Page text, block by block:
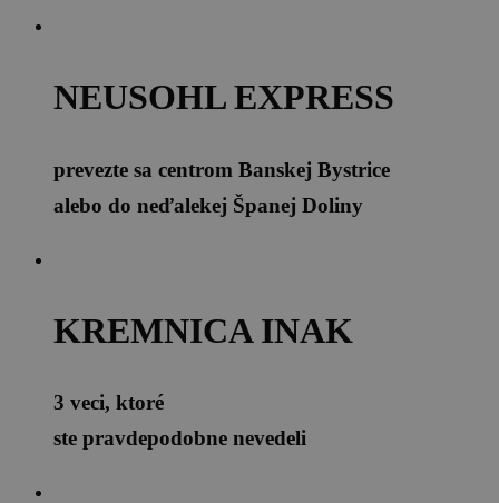
NEUSOHL EXPRESS
prevezte sa centrom Banskej Bystrice
alebo do neďalekej Španej Doliny
KREMNICA INAK
3 veci, ktoré
ste pravdepodobne nevedeli